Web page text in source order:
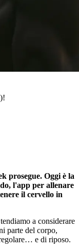
prosegue. Oggi è la
l'app per allenare
il cervello in
a considerare
parte del corpo,
e di riposo.